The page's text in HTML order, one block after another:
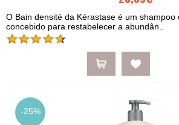
O Bain densité da Kérastase é um
concebido para restabelecer a abundân..
-25%